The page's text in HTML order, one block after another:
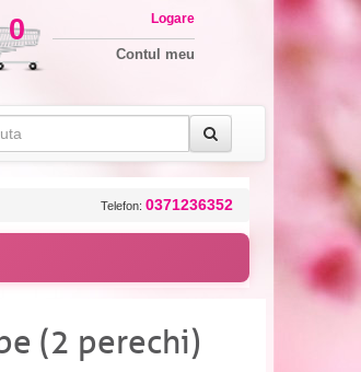
0 Logare
Contul meu
Telefon: 0371236352
(2 perechi)